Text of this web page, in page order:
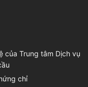
của Trung tâm Dịch vụ
chỉ